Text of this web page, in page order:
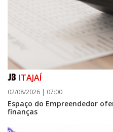
ITAJAÍ
02/08/2026 | 07:00
Espaço do Empreendedor
finanças